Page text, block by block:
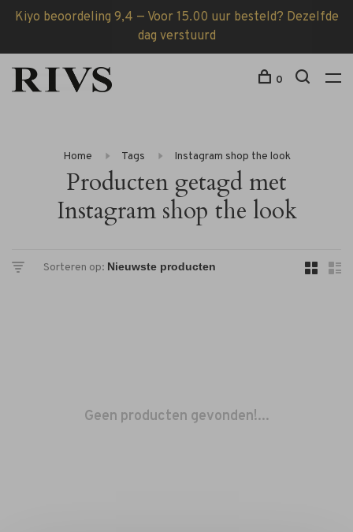
Kiyo beoordeling 9,4 — Voor 15.00 uur besteld? Dezelfde
dag verstuurd
0
Home Tags Instagram shop the look
Producten getagd met
Instagram shop the look
Sorteren op:
Geen producten gevonden!...